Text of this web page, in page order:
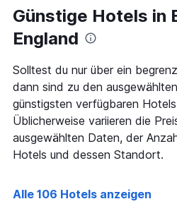
hat
Y-
die
den
durchschnittlichen
Zimmerpreis
für
heute
Nacht
letzten
näher
das
Aufenthaltsdatum
rückt.
Diagramm
hat
1
X-
Achse,
die
die
Tage
Günstige Hotels in
England
Solltest du nur über ein
dann sind zu den
günstigsten verfügbaren
Üblicherweise variieren die
ausgewählten Daten, der
Hotels und dessen Standort.
Alle 106 Hotels anzeigen